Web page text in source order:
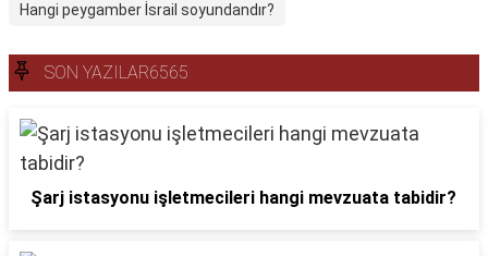
Hangi peygamber İsrail soyundandır?
SON YAZILAR6565
Şarj istasyonu işletmecileri hangi mevzuata tabidir?